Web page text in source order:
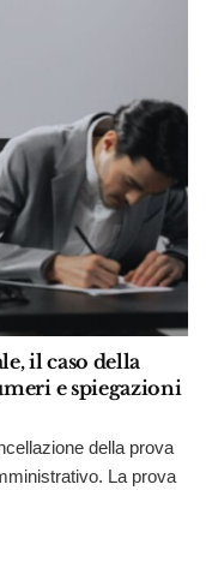
il caso della
e spiegazioni
della prova
La prova